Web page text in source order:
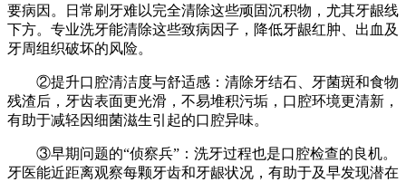
要病因。日常刷牙难以完全清除这些顽固沉积物，尤其牙龈线
下方。专业洗牙能清除这些致病因子，降低牙龈红肿、出血及
牙周组织破坏的风险。
②提升口腔清洁度与舒适感：清除牙结石、牙菌斑和食物
残渣后，牙齿表面更光滑，不易堆积污垢，口腔环境更清新，
有助于减轻因细菌滋生引起的口腔异味。
③早期问题的“侦察兵”：洗牙过程也是口腔检查的良机。
牙医能近距离观察每颗牙齿和牙龈状况，有助于及早发现潜在